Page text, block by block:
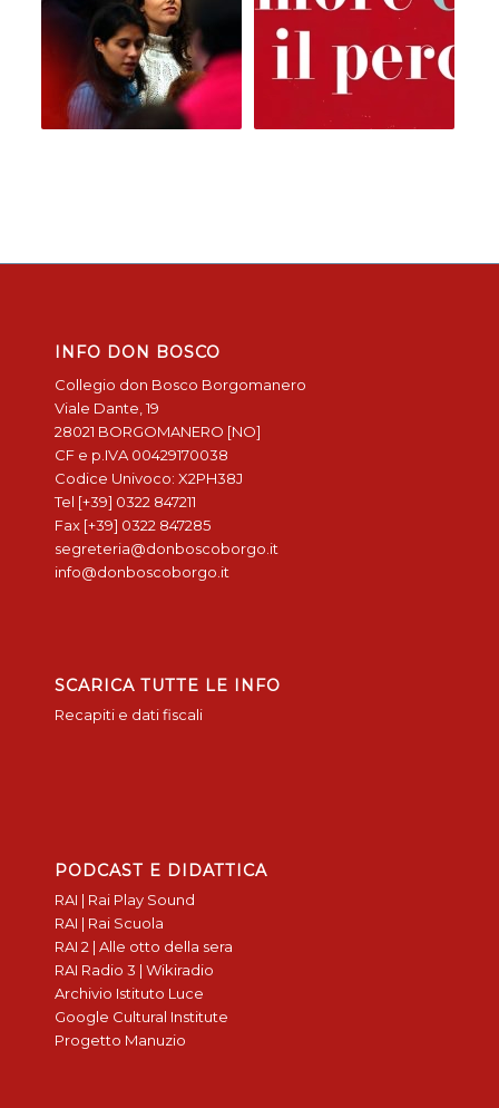
INFO DON BOSCO
Collegio don Bosco Borgomanero
Viale Dante, 19
28021 BORGOMANERO [NO]
CF e p.IVA 00429170038
Codice Univoco: X2PH38J
Tel [+39] 0322 847211
Fax [+39] 0322 847285
segreteria@donboscoborgo.it
info@donboscoborgo.it
SCARICA TUTTE LE INFO
Recapiti e dati fiscali
PODCAST E DIDATTICA
RAI | Rai Play Sound
RAI | Rai Scuola
RAI 2 | Alle otto della sera
RAI Radio 3 | Wikiradio
Archivio Istituto Luce
Google Cultural Institute
Progetto Manuzio